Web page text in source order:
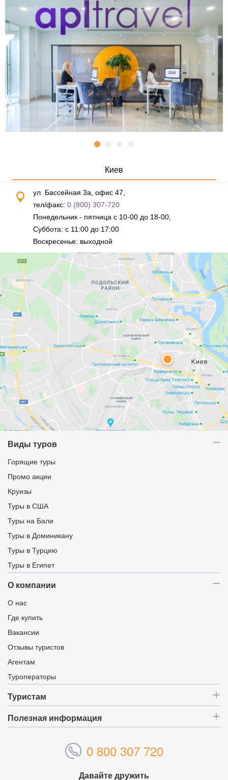
Киев
ул. Бассейная 3а, офис 47,
тел/факс: 0 (800) 307-720
Понедельник - пятница с 10-00 до 18-00,
Суббота: с 11:00 до 17:00
Воскресенье: выходной
Виды туров
Горящие туры
Промо акции
Круизы
Туры в США
Туры на Бали
Туры в Доминикану
Туры в Турцию
Туры в Египет
О компании
О нас
Где купить
Вакансии
Отзывы туристов
Агентам
Туроператоры
Туристам
Полезная информация
0 800 307 720
Давайте дружить